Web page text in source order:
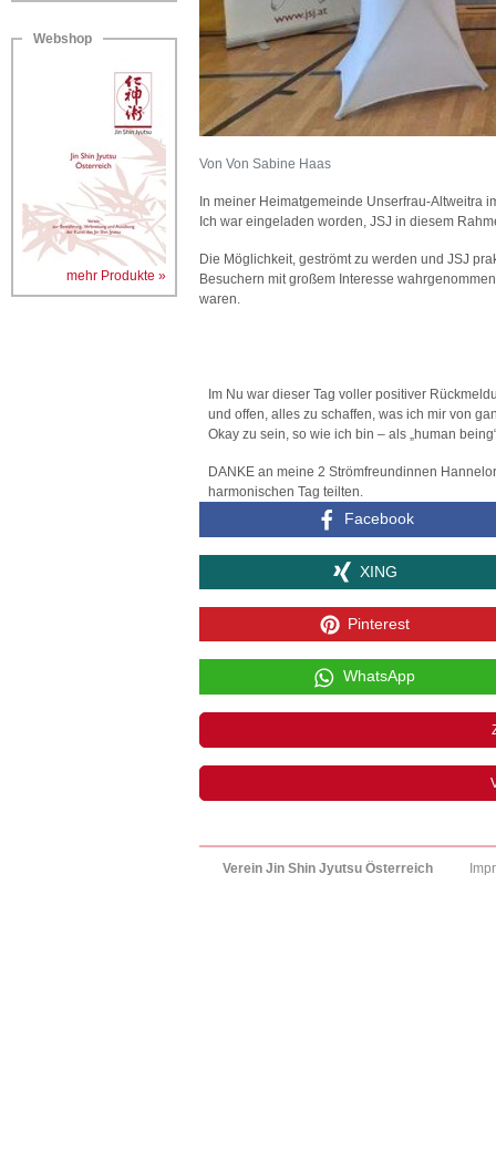
Webshop
mehr Produkte »
Von Von Sabine Haas
In meiner Heimatgemeinde Unserfrau-Altweitra
Ich war eingeladen worden, JSJ in diesem
Die Möglichkeit, geströmt zu werden und JSJ
Besuchern mit großem Interesse
waren.
Im Nu war dieser Tag voller positiver
und offen, alles zu schaffen, was ich mir von
Okay zu sein, so wie ich bin – als „human
DANKE an meine 2 Strömfreundinnen
harmonischen Tag teilten.
Facebook
XING
Pinterest
WhatsApp
Verein Jin Shin Jyutsu Österreich